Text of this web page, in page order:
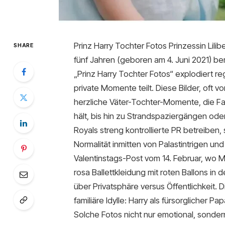
SHARE
Prinz Harry Tochter Fotos Prinzessin
fünf Jahren (geboren am 4. Juni 2021)
„Prinz Harry Tochter Fotos“ explodiert
private Momente teilt. Diese Bilder, oft
herzliche Väter-Tochter-Momente, die
hält, bis hin zu Strandspaziergängen
Royals streng kontrollierte PR
Normalität inmitten von Palastintrigen
Valentinstags-Post vom 14. Februar, wo
rosa Ballettkleidung mit roten Ballons in
über Privatsphäre versus Öffentlichkeit.
familiäre Idylle: Harry als fürsorglicher
Solche Fotos nicht nur emotional,